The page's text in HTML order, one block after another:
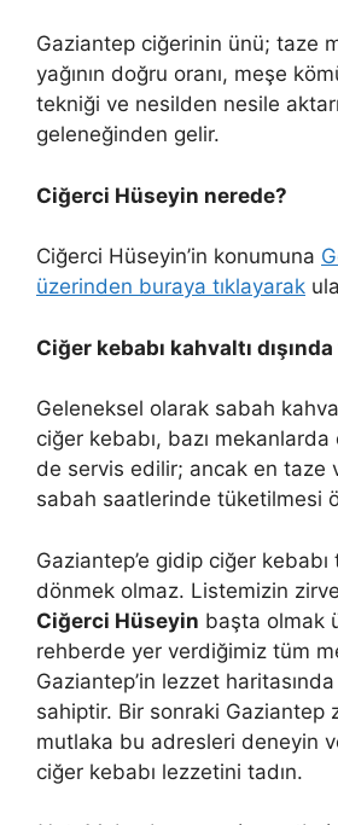
Gaziantep ciğerinin ünü; taze
yağının doğru oranı, meşe
tekniği ve nesilden nesile
geleneğinden gelir.
Ciğerci Hüseyin nerede?
Ciğerci Hüseyin’in konumuna
üzerinden buraya tıklayarak
Ciğer kebabı kahvaltı
Geleneksel olarak sabah
ciğer kebabı, bazı
de servis edilir; ancak en taze
sabah saatlerinde tüketilmesi
Gaziantep’e gidip ciğer
dönmek olmaz. Listemizin
Ciğerci Hüseyin başta olmak
rehberde yer verdiğimiz tüm
Gaziantep’in lezzet
sahiptir. Bir sonraki Gaziantep
mutlaka bu adresleri deneyin
ciğer kebabı lezzetini tadın.